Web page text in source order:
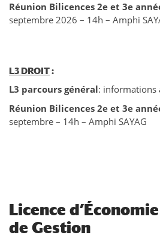
Réunion Bilicences 2e et 3e
septembre 2026 – 14h – Amphi
L3 DROIT:
L3 parcours général: informations
Réunion Bilicences 2e et 3e
septembre – 14h – Amphi SAYAG
Licence
de Gestion